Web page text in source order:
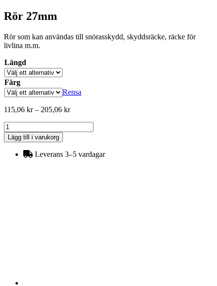
Rör 27mm
Rör som kan användas till snörasskydd, skyddsräcke, räcke för
livlina m.m.
Längd
Färg
Rensa
115,06 kr – 205,06 krPrisintervall:
Rör
27mm
mängd
Lägg till i varukorg
Leverans 3–5 vardagar